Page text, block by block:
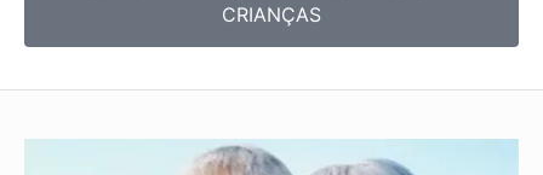
CRIANÇAS